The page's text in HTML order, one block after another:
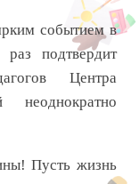
событием в
подтвердит
Центра
неоднократно
Пусть жизнь